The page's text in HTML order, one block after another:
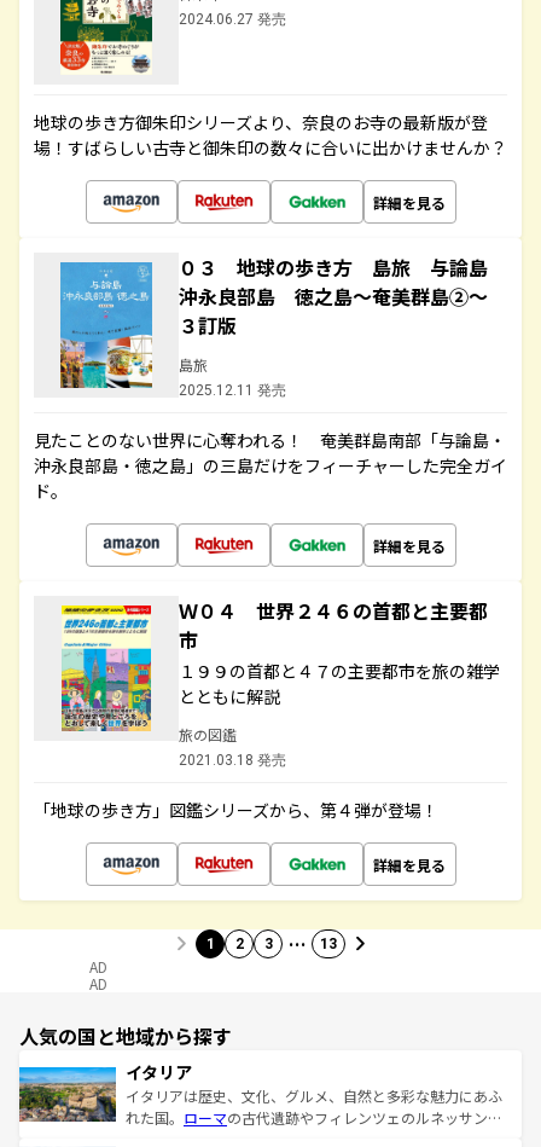
2024.06.27 発売
地球の歩き方御朱印シリーズより、奈良のお寺の最新版が登
場！すばらしい古寺と御朱印の数々に合いに出かけませんか？
詳細を見る
０３ 地球の歩き方 島旅 与論島
沖永良部島 徳之島～奄美群島②～
３訂版
島旅
2025.12.11 発売
見たことのない世界に心奪われる！ 奄美群島南部「与論島・
沖永良部島・徳之島」の三島だけをフィーチャーした完全ガイ
ド。
詳細を見る
Ｗ０４ 世界２４６の首都と主要都
市
１９９の首都と４７の主要都市を旅の雑学
とともに解説
旅の図鑑
2021.03.18 発売
「地球の歩き方」図鑑シリーズから、第４弾が登場！
詳細を見る
1 2 3 … 13
AD
AD
人気の国と地域から探す
イタリア
イタリアは歴史、文化、グルメ、自然と多彩な魅力にあふ
れた国。 ローマの古代遺跡やフィレンツェのルネッサンス